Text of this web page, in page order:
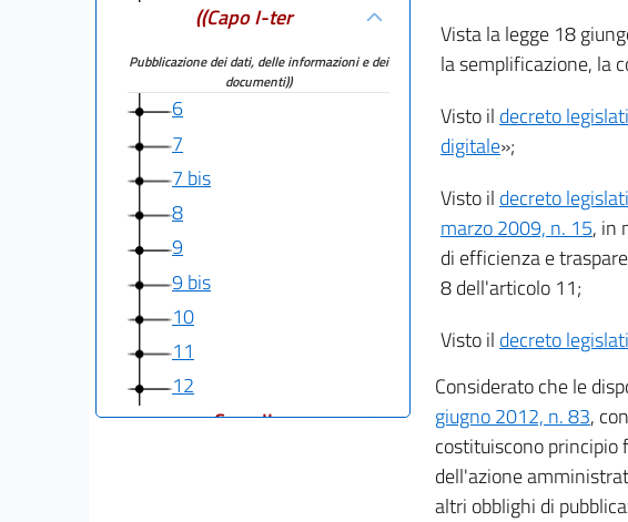
((Capo I-ter
Pubblicazione dei dati, delle informazioni e dei
documenti))
6
7
7 bis
8
9
9 bis
10
11
12
Capo II
Vista la legge 18
la semplificazione, la
Visto il decreto
digitale»;
Visto il decreto
marzo 2009, n. 15, in
di efficienza e
8 dell'articolo 11;
Visto il decreto
Considerato che le
giugno 2012, n. 83,
costituiscono
dell'azione
altri obblighi di